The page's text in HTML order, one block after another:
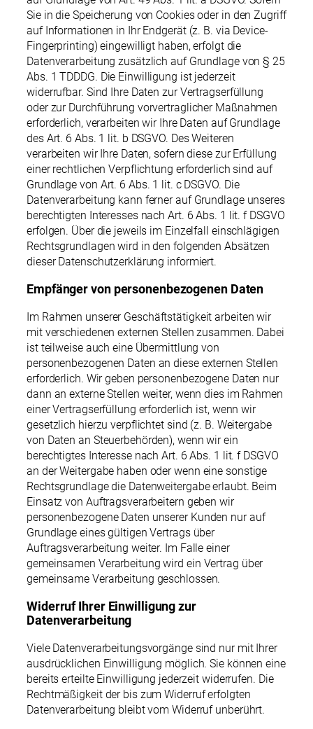
Sie in die Speicherung von Cookies oder in den Zugriff
auf Informationen in Ihr Endgerät (z. B. via Device-
Fingerprinting) eingewilligt haben, erfolgt die
Datenverarbeitung zusätzlich auf Grundlage von § 25
Abs. 1 TDDDG. Die Einwilligung ist jederzeit
widerrufbar. Sind Ihre Daten zur Vertragserfüllung
oder zur Durchführung vorvertraglicher Maßnahmen
erforderlich, verarbeiten wir Ihre Daten auf Grundlage
des Art. 6 Abs. 1 lit. b DSGVO. Des Weiteren
verarbeiten wir Ihre Daten, sofern diese zur Erfüllung
einer rechtlichen Verpflichtung erforderlich sind auf
Grundlage von Art. 6 Abs. 1 lit. c DSGVO. Die
Datenverarbeitung kann ferner auf Grundlage unseres
berechtigten Interesses nach Art. 6 Abs. 1 lit. f DSGVO
erfolgen. Über die jeweils im Einzelfall einschlägigen
Rechtsgrundlagen wird in den folgenden Absätzen
dieser Datenschutzerklärung informiert.
Empfänger von personenbezogenen Daten
Im Rahmen unserer Geschäftstätigkeit arbeiten wir
mit verschiedenen externen Stellen zusammen. Dabei
ist teilweise auch eine Übermittlung von
personenbezogenen Daten an diese externen Stellen
erforderlich. Wir geben personenbezogene Daten nur
dann an externe Stellen weiter, wenn dies im Rahmen
einer Vertragserfüllung erforderlich ist, wenn wir
gesetzlich hierzu verpflichtet sind (z. B. Weitergabe
von Daten an Steuerbehörden), wenn wir ein
berechtigtes Interesse nach Art. 6 Abs. 1 lit. f DSGVO
an der Weitergabe haben oder wenn eine sonstige
Rechtsgrundlage die Datenweitergabe erlaubt. Beim
Einsatz von Auftragsverarbeitern geben wir
personenbezogene Daten unserer Kunden nur auf
Grundlage eines gültigen Vertrags über
Auftragsverarbeitung weiter. Im Falle einer
gemeinsamen Verarbeitung wird ein Vertrag über
gemeinsame Verarbeitung geschlossen.
Widerruf Ihrer Einwilligung zur
Datenverarbeitung
Viele Datenverarbeitungsvorgänge sind nur mit Ihrer
ausdrücklichen Einwilligung möglich. Sie können eine
bereits erteilte Einwilligung jederzeit widerrufen. Die
Rechtmäßigkeit der bis zum Widerruf erfolgten
Datenverarbeitung bleibt vom Widerruf unberührt.